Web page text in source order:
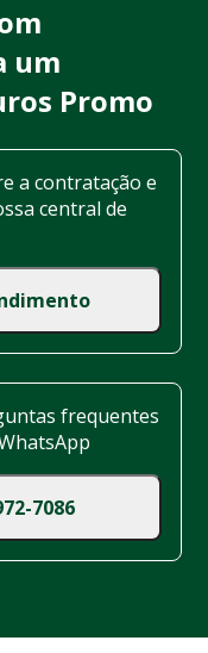
um
Promo
a contratação e
central de
frequentes
7086